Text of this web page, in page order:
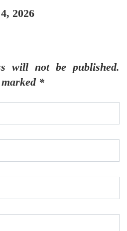
2026
will not be published.
*